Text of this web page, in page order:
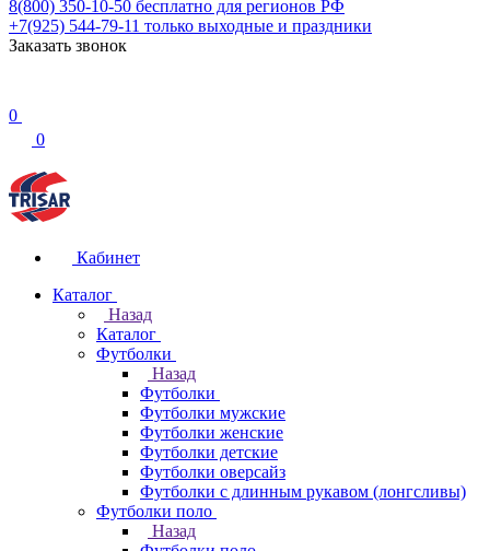
8(800) 350-10-50 бесплатно для регионов РФ
+7(925) 544-79-11 только выходные и праздники
Заказать звонок
0
0
Кабинет
Каталог
Назад
Каталог
Футболки
Назад
Футболки
Футболки мужские
Футболки женские
Футболки детские
Футболки оверсайз
Футболки с длинным рукавом (лонгсливы)
Футболки поло
Назад